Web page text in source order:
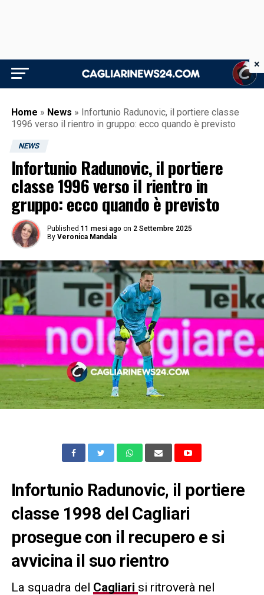
Home » News » Infortunio Radunovic, il portiere classe
1996 verso il rientro in gruppo: ecco quando è previsto
NEWS
Infortunio Radunovic, il portiere
classe 1996 verso il rientro in
gruppo: ecco quando è previsto
Published 11 mesi ago on 2 Settembre 2025
By Veronica Mandala
Infortunio Radunovic, il portiere
classe 1998 del Cagliari
prosegue con il recupero e si
avvicina il suo rientro
La squadra del Cagliari si ritroverà nel
×